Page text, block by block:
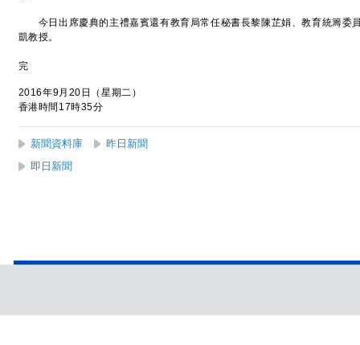
今日出席慶典的主禮嘉賓還有教育局常任秘書長黎陳芷娟、教育統籌委
凱教授。
完
2016年9月20日（星期二）
香港時間17時35分
新聞資料庫
昨日新聞
即日新聞